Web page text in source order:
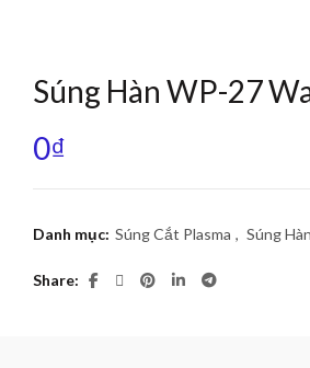
Súng Hàn WP-27
0₫
Danh mục: Súng Cắt Plasma , Súng Hàn
Share